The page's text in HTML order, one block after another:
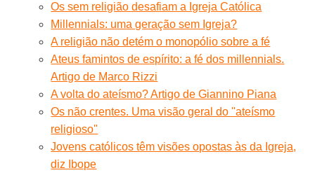
Os sem religião desafiam a Igreja Católica
Millennials: uma geração sem Igreja?
A religião não detém o monopólio sobre a fé
Ateus famintos de espírito: a fé dos millennials.
Artigo de Marco Rizzi
A volta do ateísmo? Artigo de Giannino Piana
Os não crentes. Uma visão geral do ''ateísmo
religioso''
Jovens católicos têm visões opostas às da Igreja,
diz Ibope